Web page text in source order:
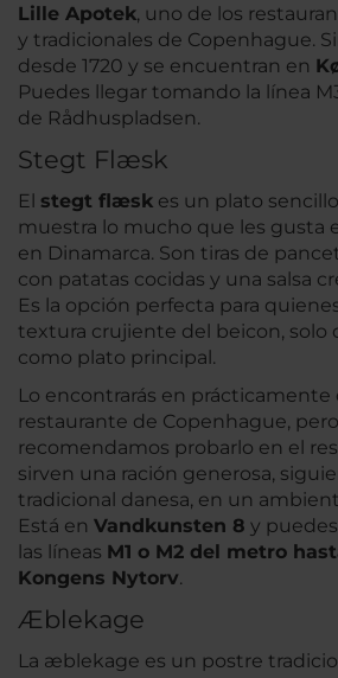
Lille Apotek, uno de los
y tradicionales de Copenhague.
desde 1720 y se encuentran en
Puedes llegar tomando la línea
de Rådhuspladsen.
Stegt Flæsk
El stegt flæsk es un plato
muestra lo mucho que les gusta
en Dinamarca. Son tiras de
con patatas cocidas y una salsa
Es la opción perfecta para
textura crujiente del beicon, solo
como plato principal.
Lo encontrarás en prácticamente
restaurante de Copenhague,
recomendamos probarlo en el
sirven una ración generosa,
tradicional danesa, en un
Está en Vandkunsten 8 y
las líneas M1 o M2 del metro
Kongens Nytorv.
Æblekage
La æblekage es un postre